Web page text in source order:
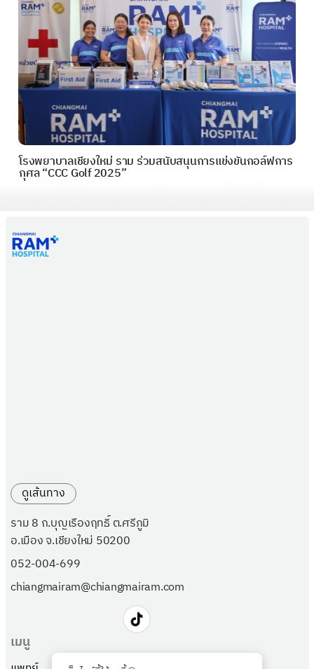
โรงพยาบาลเชียงใหม่ ราม ร่วมสนับสนุนการแข่งขันกอล์ฟการ
กุศล “CCC Golf 2025”
เมนู
ดูเส้นทาง
ราม 8 ถ.บุญเรืองฤทธิ์ ต.ศรีภูมิ
อ.เมือง จ.เชียงใหม่ 50200
052-004-699
chiangmairam@chiangmairam.com